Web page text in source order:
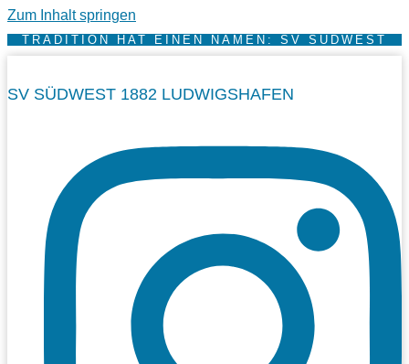
Zum Inhalt springen
TRADITION HAT EINEN NAMEN: SV SÜDWEST
SV SÜDWEST 1882 LUDWIGSHAFEN